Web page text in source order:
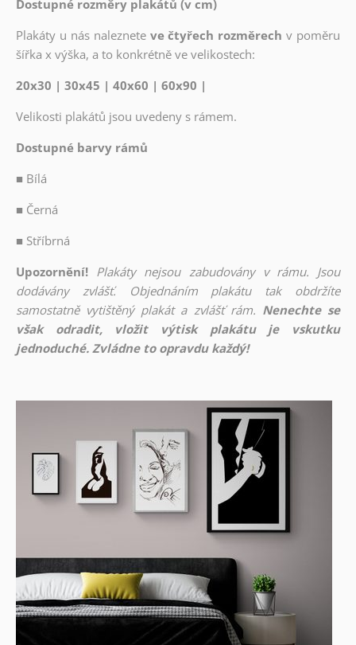
Dostupné rozměry plakátů (v cm)
Plakáty u nás naleznete ve čtyřech rozměrech v poměru
šířka x výška, a to konkrétně ve velikostech:
20x30 | 30x45 | 40x60 | 60x90 |
Velikosti plakátů jsou uvedeny s rámem.
Dostupné barvy rámů
■ Bílá
■ Černá
■ Stříbrná
Upozornění! Plakáty nejsou zabudovány v rámu. Jsou
dodávány zvlášť. Objednáním plakátu tak obdržíte
samostatně vytištěný plakát a zvlášť rám. Nenechte se
však odradit, vložit výtisk plakátu je vskutku
jednoduché. Zvládne to opravdu každý!